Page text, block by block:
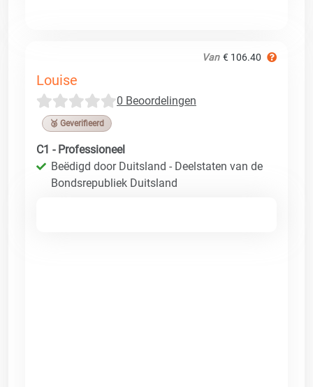
Van € 106.40
Louise
0 Beoordelingen
🥉 Geverifieerd
C1 - Professioneel
Beëdigd door Duitsland - Deelstaten van de
Bondsrepubliek Duitsland